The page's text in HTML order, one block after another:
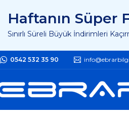
Haftanın Süper
Sınırlı Süreli Büyük İndirimleri
0542 532 35 90